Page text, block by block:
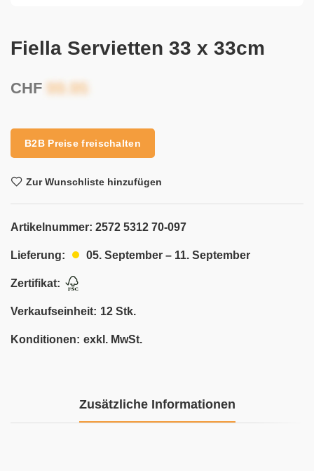
Fiella Servietten 33 x 33cm
CHF
B2B Preise freischalten
Zur Wunschliste hinzufügen
Artikelnummer: 2572 5312 70-097
Lieferung: 05. September – 11. September
Zertifikat:
Verkaufseinheit: 12 Stk.
Konditionen: exkl. MwSt.
Zusätzliche Informationen